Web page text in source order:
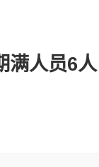
满人员6人